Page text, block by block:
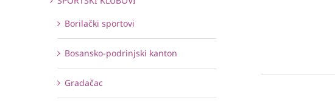
Borilački sportovi
Bosansko-podrinjski kanton
Gradačac